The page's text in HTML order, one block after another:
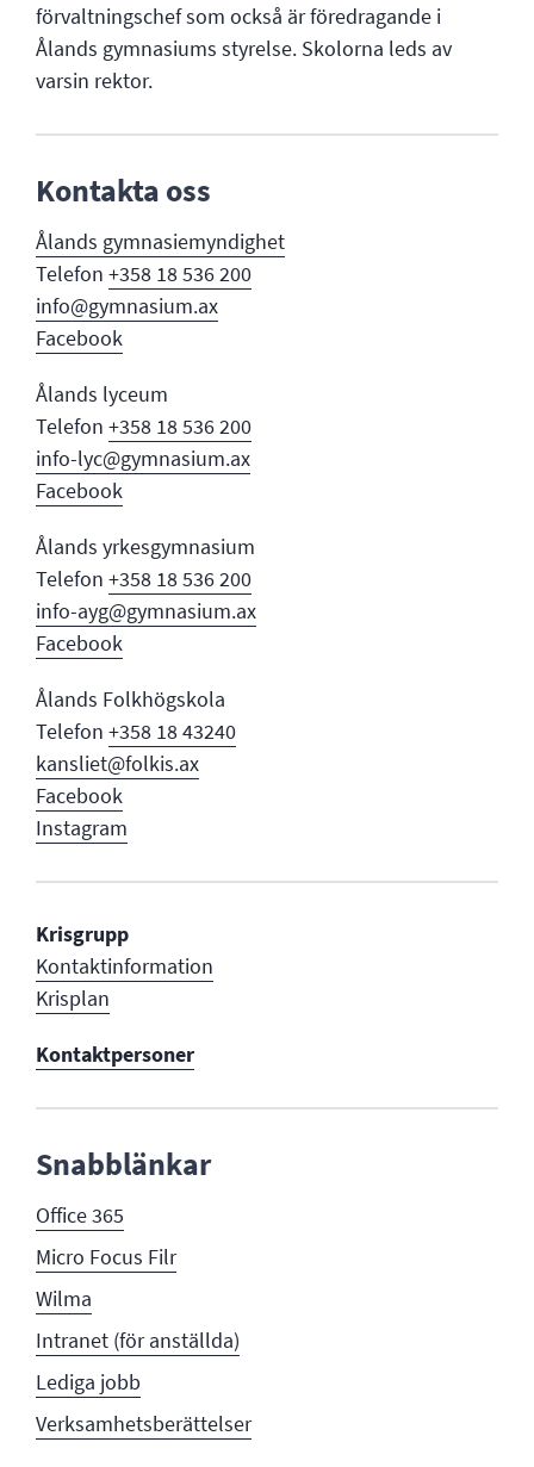
förvaltningschef som också är föredragande i
Ålands gymnasiums styrelse. Skolorna leds av
varsin rektor.
Kontakta oss
Ålands gymnasiemyndighet
Telefon +358 18 536 200
info@gymnasium.ax
Facebook
Ålands lyceum
Telefon +358 18 536 200
info-lyc@gymnasium.ax
Facebook
Ålands yrkesgymnasium
Telefon +358 18 536 200
info-ayg@gymnasium.ax
Facebook
Ålands Folkhögskola
Telefon +358 18 43240
kansliet@folkis.ax
Facebook
Instagram
Krisgrupp
Kontaktinformation
Krisplan
Kontaktpersoner
Snabblänkar
Office 365
Micro Focus Filr
Wilma
Intranet (för anställda)
Lediga jobb
Verksamhetsberättelser